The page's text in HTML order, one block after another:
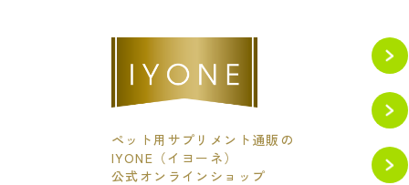
ペット用サプリメント通販の
IYONE（イヨーネ）
公式オンラインショップ